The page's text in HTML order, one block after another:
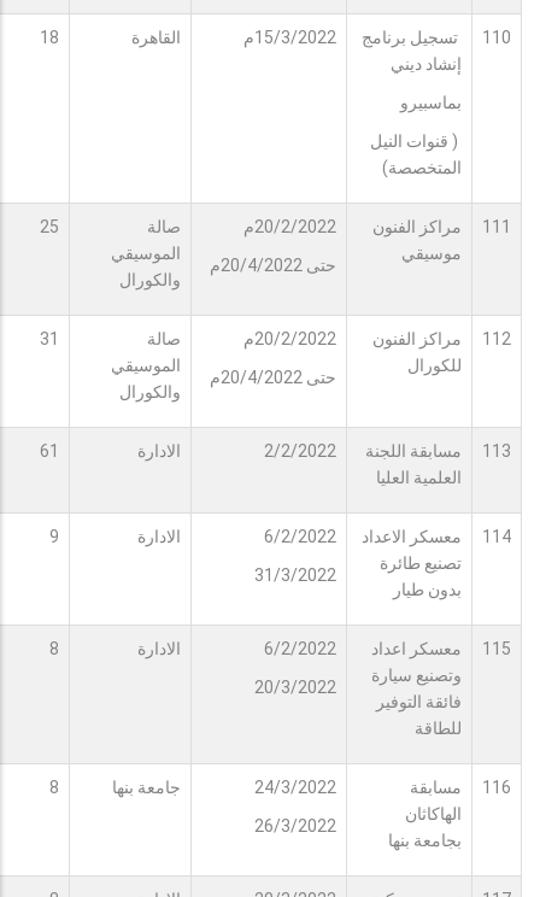
110
تسجيل برنامج
إنشاد ديني
بماسبيرو
( قنوات النيل
المتخصصة)
15/3/2022م القاهرة 18
111
مراكز الفنون
موسيقي
20/2/2022م
حتى 20/4/2022م
صالة
الموسيقي
والكورال
25
112
مراكز الفنون
للكورال
20/2/2022م
حتى 20/4/2022م
صالة
الموسيقي
والكورال
31
113
مسابقة اللجنة
العلمية العليا
2/2/2022 الادارة 61
114
معسكر الاعداد
تصنيع طائرة
بدون طيار
6/2/2022
31/3/2022
الادارة 9
115
معسكر اعداد
وتصنيع سيارة
فائقة التوفير
للطاقة
6/2/2022
20/3/2022
الادارة 8
116
مسابقة
الهاكاثان
بجامعة بنها
24/3/2022
26/3/2022
جامعة بنها 8